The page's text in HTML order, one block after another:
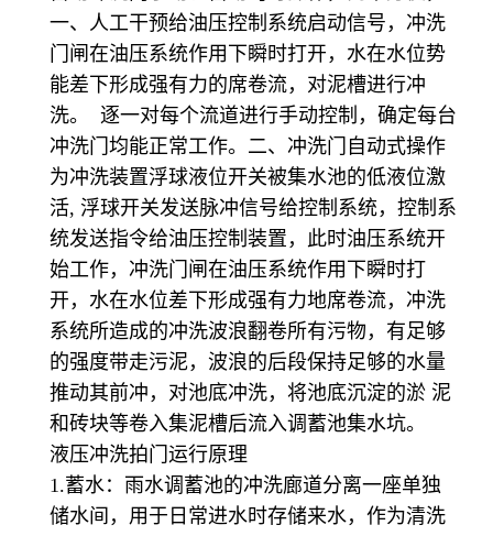
一、人工干预给油压控制系统启动信号，冲洗
门闸在油压系统作用下瞬时打开，水在水位势
能差下形成强有力的席卷流，对泥槽进行冲
洗。 逐一对每个流道进行手动控制，确定每台
冲洗门均能正常工作。二、冲洗门自动式操作
为冲洗装置浮球液位开关被集水池的低液位激
活, 浮球开关发送脉冲信号给控制系统，控制系
统发送指令给油压控制装置，此时油压系统开
始工作，冲洗门闸在油压系统作用下瞬时打
开，水在水位差下形成强有力地席卷流，冲洗
系统所造成的冲洗波浪翻卷所有污物，有足够
的强度带走污泥，波浪的后段保持足够的水量
推动其前冲，对池底冲洗，将池底沉淀的淤 泥
和砖块等卷入集泥槽后流入调蓄池集水坑。
液压冲洗拍门运行原理
1.蓄水：雨水调蓄池的冲洗廊道分离一座单独
储水间，用于日常进水时存储来水，作为清洗